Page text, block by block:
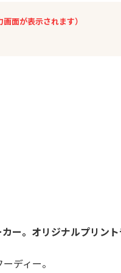
面が表示されます）
ー。オリジナルプリン
ディー。